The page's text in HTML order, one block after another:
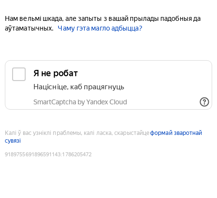
Нам вельмі шкада, але запыты з вашай прылады падобныя да
аўтаматычных.
Чаму гэта магло адбыцца?
Я не робат
Націсніце, каб працягнуць
SmartCaptcha by Yandex Cloud
Калі ў вас узніклі праблемы, калі ласка, скарыстайцеформай зваротнай
сувязі
9189755691896591143:1786205472